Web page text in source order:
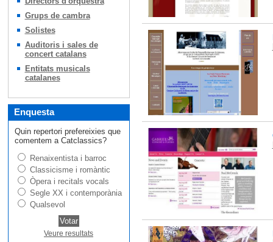
Grups de cambra
Solistes
Auditoris i sales de
concert catalans
Entitats musicals
catalanes
Enquesta
Quin repertori prefereixies que
comentem a Catclassics?
Renaixentista i barroc
Classicisme i romàntic
Òpera i recitals vocals
Segle XX i contemporània
Qualsevol
Veure resultats